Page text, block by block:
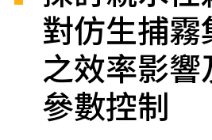
對仿生捕霧
之效率影響
參數控制